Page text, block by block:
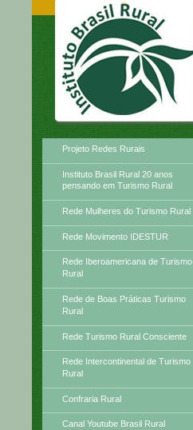
Principais Atividades
Projeto Redes Rurais
Instituto Brasil Rural 20 anos
pensando em Turismo Rural
Rede Mulheres do Turismo Rural
Rede Movimento IDESTUR
Rede Iberoamericana de Turismo
Rural
Rede de Boas Práticas Turismo
Rural
Rede Turismo Rural Consciente
Rede Intercontinental de Turismo
Rural
Confraria Rural
Canal Youtube Brasil Rural